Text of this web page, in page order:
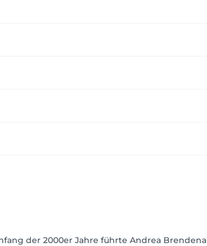
der 2000er Jahre führte Andrea